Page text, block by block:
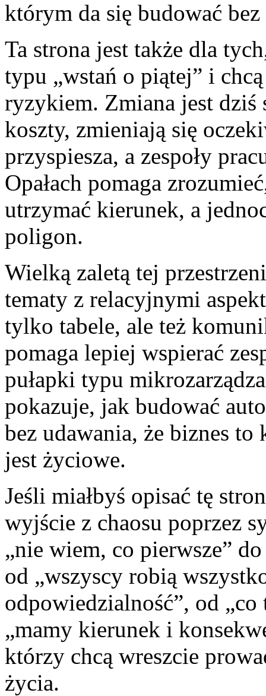
którym da się budować bez
Ta strona jest także dla
typu „wstań o piątej” i
ryzykiem. Zmiana jest dziś
koszty, zmieniają się
przyspiesza, a zespoły
Opałach pomaga
utrzymać kierunek, a
poligon.
Wielką zaletą tej
tematy z relacyjnymi
tylko tabele, ale też
pomaga lepiej wspierać
pułapki typu
pokazuje, jak budować
bez udawania, że biznes to
jest życiowe.
Jeśli miałbyś opisać tę
wyjście z chaosu poprzez
„nie wiem, co pierwsze”
od „wszyscy robią
odpowiedzialność”, od
„mamy kierunek i
którzy chcą wreszcie
życia.